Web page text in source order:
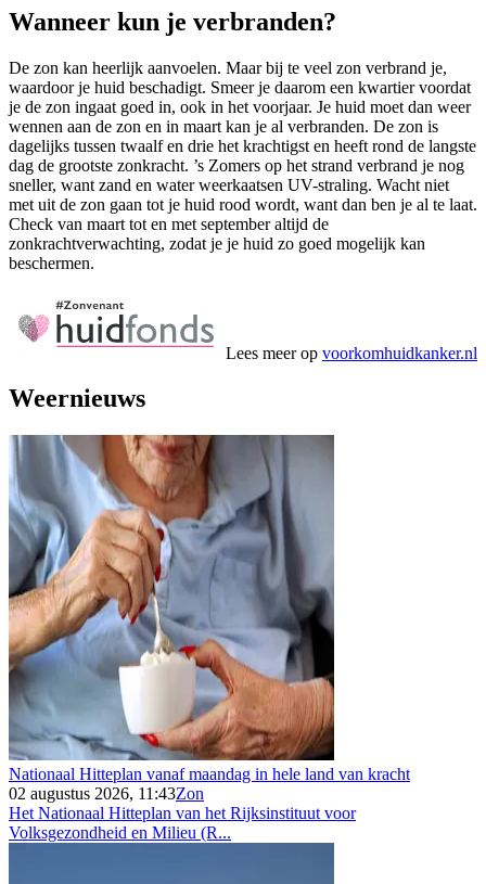
Wanneer kun je verbranden?
De zon kan heerlijk aanvoelen. Maar bij te veel zon verbrand je,
waardoor je huid beschadigt. Smeer je daarom een kwartier voordat
je de zon ingaat goed in, ook in het voorjaar. Je huid moet dan weer
wennen aan de zon en in maart kan je al verbranden. De zon is
dagelijks tussen twaalf en drie het krachtigst en heeft rond de langste
dag de grootste zonkracht. ’s Zomers op het strand verbrand je nog
sneller, want zand en water weerkaatsen UV-straling. Wacht niet
met uit de zon gaan tot je huid rood wordt, want dan ben je al te laat.
Check van maart tot en met september altijd de
zonkrachtverwachting, zodat je je huid zo goed mogelijk kan
beschermen.
Lees meer op voorkomhuidkanker.nl
Weernieuws
Nationaal Hitteplan vanaf maandag in hele land van kracht
02 augustus 2026, 11:43Zon
Het Nationaal Hitteplan van het Rijksinstituut voor
Volksgezondheid en Milieu (R...